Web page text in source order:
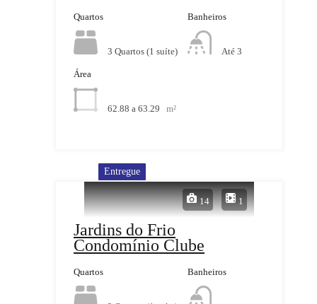
Quartos
3 Quartos (1 suíte)
Banheiros
Até 3
Área
62.88 a 63.29 m²
14 1
Entregue
Jardins do Frio
Condomínio Clube
Quartos Banheiros